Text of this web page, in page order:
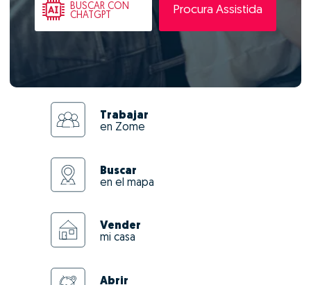
BUSCAR CON
CHATGPT
Procura Assistida
Trabajar
en Zome
Buscar
en el mapa
Vender
mi casa
Abrir